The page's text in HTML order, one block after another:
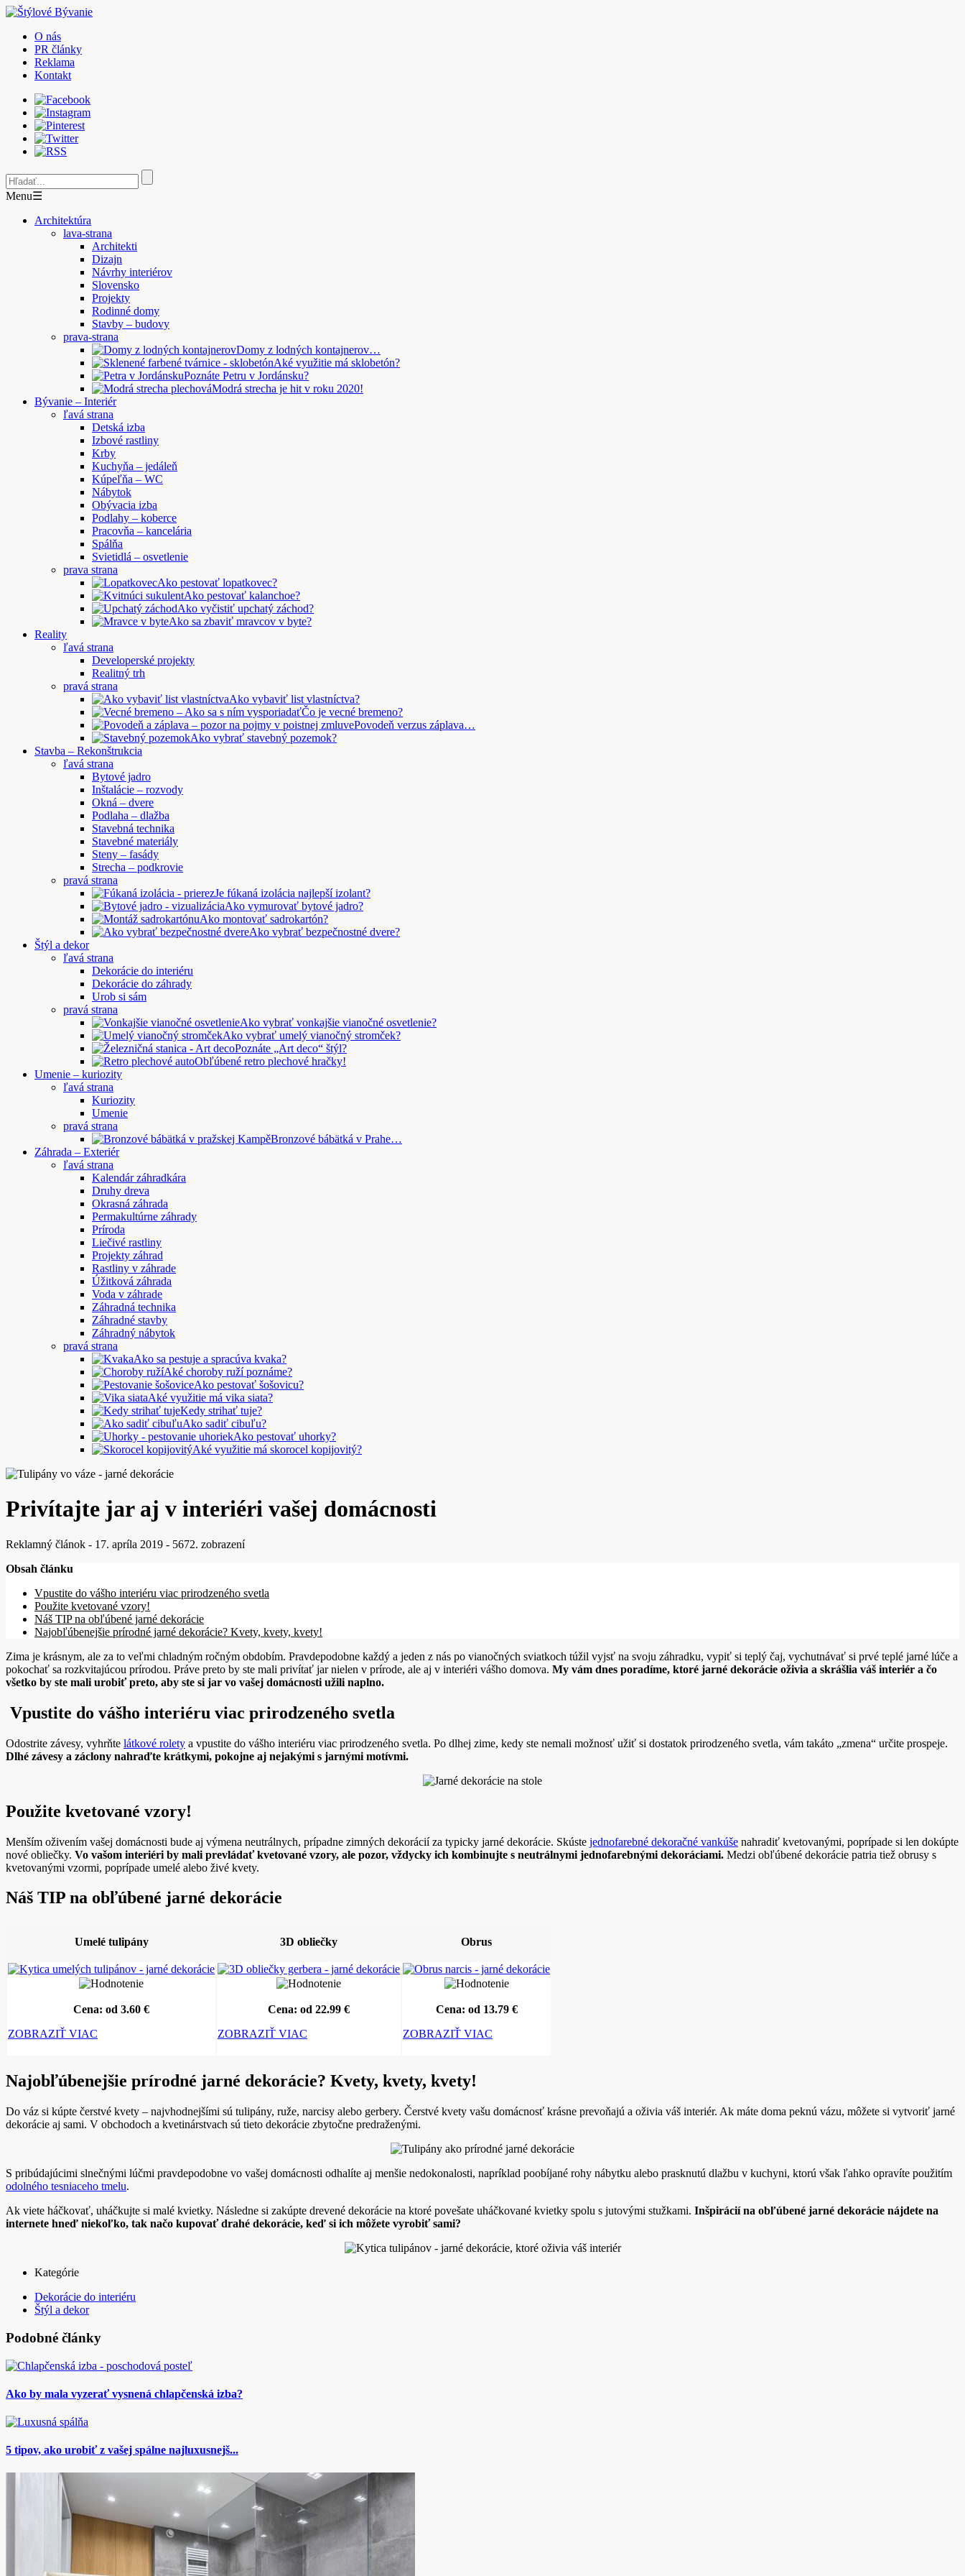
O nás
PR články
Reklama
Kontakt
Menu☰
Architektúra
lava-strana
Architekti
Dizajn
Návrhy interiérov
Slovensko
Projekty
Rodinné domy
Stavby – budovy
prava-strana
Domy z lodných kontajnerov…
Aké využitie má sklobetón?
Poznáte Petru v Jordánsku?
Modrá strecha je hit v roku 2020!
Bývanie – Interiér
ľavá strana
Detská izba
Izbové rastliny
Krby
Kuchyňa – jedáleň
Kúpeľňa – WC
Nábytok
Obývacia izba
Podlahy – koberce
Pracovňa – kancelária
Spálňa
Svietidlá – osvetlenie
prava strana
Ako pestovať lopatkovec?
Ako pestovať kalanchoe?
Ako vyčistiť upchatý záchod?
Ako sa zbaviť mravcov v byte?
Reality
ľavá strana
Developerské projekty
Realitný trh
pravá strana
Ako vybaviť list vlastníctva?
Čo je vecné bremeno?
Povodeň verzus záplava…
Ako vybrať stavebný pozemok?
Stavba – Rekonštrukcia
ľavá strana
Bytové jadro
Inštalácie – rozvody
Okná – dvere
Podlaha – dlažba
Stavebná technika
Stavebné materiály
Steny – fasády
Strecha – podkrovie
pravá strana
Je fúkaná izolácia najlepší izolant?
Ako vymurovať bytové jadro?
Ako montovať sadrokartón?
Ako vybrať bezpečnostné dvere?
Štýl a dekor
ľavá strana
Dekorácie do interiéru
Dekorácie do záhrady
Urob si sám
pravá strana
Ako vybrať vonkajšie vianočné osvetlenie?
Ako vybrať umelý vianočný stromček?
Poznáte „Art deco“ štýl?
Obľúbené retro plechové hračky!
Umenie – kuriozity
ľavá strana
Kuriozity
Umenie
pravá strana
Bronzové bábätká v Prahe…
Záhrada – Exteriér
ľavá strana
Kalendár záhradkára
Druhy dreva
Okrasná záhrada
Permakultúrne záhrady
Príroda
Liečivé rastliny
Projekty záhrad
Rastliny v záhrade
Úžitková záhrada
Voda v záhrade
Záhradná technika
Záhradné stavby
Záhradný nábytok
pravá strana
Ako sa pestuje a spracúva kvaka?
Aké choroby ruží poznáme?
Ako pestovať šošovicu?
Aké využitie má vika siata?
Kedy strihať tuje?
Ako sadiť cibuľu?
Ako pestovať uhorky?
Aké využitie má skorocel kopijovitý?
Privítajte jar aj v interiéri vašej domácnosti
Reklamný článok - 17. apríla 2019 - 5672. zobrazení
Obsah článku
Vpustite do vášho interiéru viac prirodzeného svetla
Použite kvetované vzory!
Náš TIP na obľúbené jarné dekorácie
Najobľúbenejšie prírodné jarné dekorácie? Kvety, kvety, kvety!
Zima je krásnym, ale za to veľmi chladným ročným obdobím. Pravdepodobne každý a jeden z nás po vianočných sviatkoch túžil vyjsť na svoju záhradku, vypiť si teplý čaj, vychutnávať si prvé teplé jarné lúče a
pokochať sa rozkvitajúcou prírodou. Práve preto by ste mali privítať jar nielen v prírode, ale aj v interiéri vášho domova. My vám dnes poradíme, ktoré jarné dekorácie oživia a skrášlia váš interiér a čo
všetko by ste mali urobiť preto, aby ste si jar vo vašej domácnosti užili naplno.
Vpustite do vášho interiéru viac prirodzeného svetla
Odostrite závesy, vyhrňte látkové rolety a vpustite do vášho interiéru viac prirodzeného svetla. Po dlhej zime, kedy ste nemali možnosť užiť si dostatok prirodzeného svetla, vám takáto „zmena“ určite prospeje.
Dlhé závesy a záclony nahraďte krátkymi, pokojne aj nejakými s jarnými motívmi.
Použite kvetované vzory!
Menším oživením vašej domácnosti bude aj výmena neutrálnych, prípadne zimných dekorácií za typicky jarné dekorácie. Skúste jednofarebné dekoračné vankúše nahradiť kvetovanými, poprípade si len dokúpte
nové obliečky. Vo vašom interiéri by mali prevládať kvetované vzory, ale pozor, vždycky ich kombinujte s neutrálnymi jednofarebnými dekoráciami. Medzi obľúbené dekorácie patria tiež obrusy s
kvetovanými vzormi, poprípade umelé alebo živé kvety.
Náš TIP na obľúbené jarné dekorácie
Umelé tulipány 3D obliečky Obrus
Cena: od 3.60 €
ZOBRAZIŤ VIAC
Cena: od 22.99 €
ZOBRAZIŤ VIAC
Cena: od 13.79 €
ZOBRAZIŤ VIAC
Najobľúbenejšie prírodné jarné dekorácie? Kvety, kvety, kvety!
Do váz si kúpte čerstvé kvety – najvhodnejšími sú tulipány, ruže, narcisy alebo gerbery. Čerstvé kvety vašu domácnosť krásne prevoňajú a oživia váš interiér. Ak máte doma peknú vázu, môžete si vytvoriť jarné
dekorácie aj sami. V obchodoch a kvetinárstvach sú tieto dekorácie zbytočne predraženými.
S pribúdajúcimi slnečnými lúčmi pravdepodobne vo vašej domácnosti odhalíte aj menšie nedokonalosti, napríklad poobíjané rohy nábytku alebo prasknutú dlažbu v kuchyni, ktorú však ľahko opravíte použitím
odolného tesniaceho tmelu.
Ak viete háčkovať, uháčkujte si malé kvietky. Následne si zakúpte drevené dekorácie na ktoré povešate uháčkované kvietky spolu s jutovými stužkami. Inšpirácií na obľúbené jarné dekorácie nájdete na
internete hneď niekoľko, tak načo kupovať drahé dekorácie, keď si ich môžete vyrobiť sami?
Kategórie
Dekorácie do interiéru
Štýl a dekor
Podobné články
Ako by mala vyzerať vysnená chlapčenská izba?
5 tipov, ako urobiť z vašej spálne najluxusnejš...